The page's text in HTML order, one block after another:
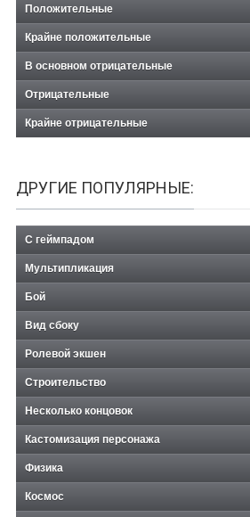
Положительные
Крайне положительные
В основном отрицательные
Отрицательные
Крайне отрицательные
ДРУГИЕ ПОПУЛЯРНЫЕ:
С геймпадом
Мультипликация
Бой
Вид сбоку
Ролевой экшен
Строительство
Несколько концовок
Кастомизация персонажа
Физика
Космос